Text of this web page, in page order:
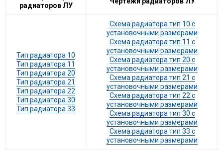
радиаторов ЛУ
Тип радиатора 10
Тип радиатора 11
Тип радиатора 20
Тип радиатора 21
Тип радиатора 22
Тип радиатора 30
Тип радиатора 33
Схема радиатора тип 10 с
установочными размерами
Схема радиатора тип 11 с
установочными размерами
Схема радиатора тип 20 с
установочными размерами
Схема радиатора тип 21 с
установочными размерами
Схема радиатора тип 22 с
установочными размерами
Схема радиатора тип 30 с
установочными размерами
Схема радиатора тип 33 с
установочными размерами